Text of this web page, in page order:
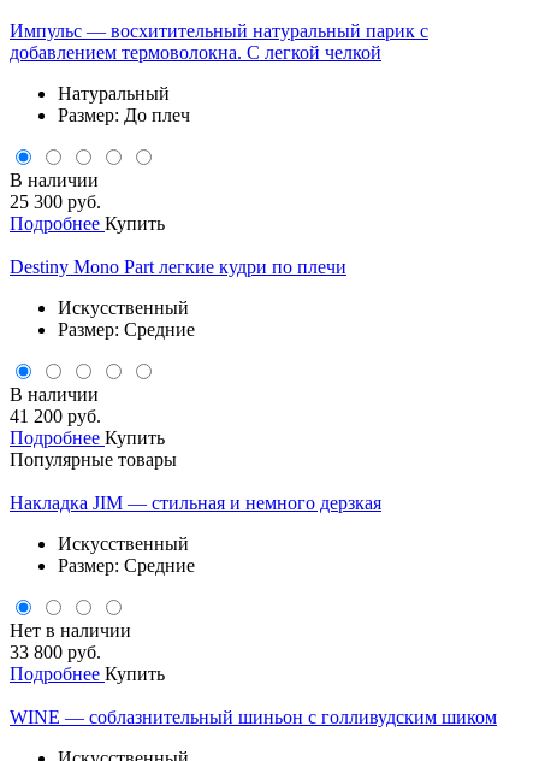
Импульс — восхитительный натуральный парик с
добавлением термоволокна. С легкой челкой
Натуральный
Размер: До плеч
В наличии
25 300 руб.
Подробнее Купить
Destiny Mono Part легкие кудри по плечи
Искусственный
Размер: Средние
В наличии
41 200 руб.
Подробнее Купить
Популярные товары
Накладка JIM — стильная и немного дерзкая
Искусственный
Размер: Средние
Нет в наличии
33 800 руб.
Подробнее Купить
WINE — соблазнительный шиньон с голливудским шиком